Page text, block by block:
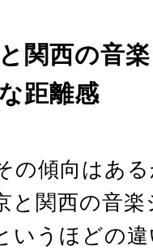
関西の音
距離感
の傾向はあ
と関西の音
いうほどの